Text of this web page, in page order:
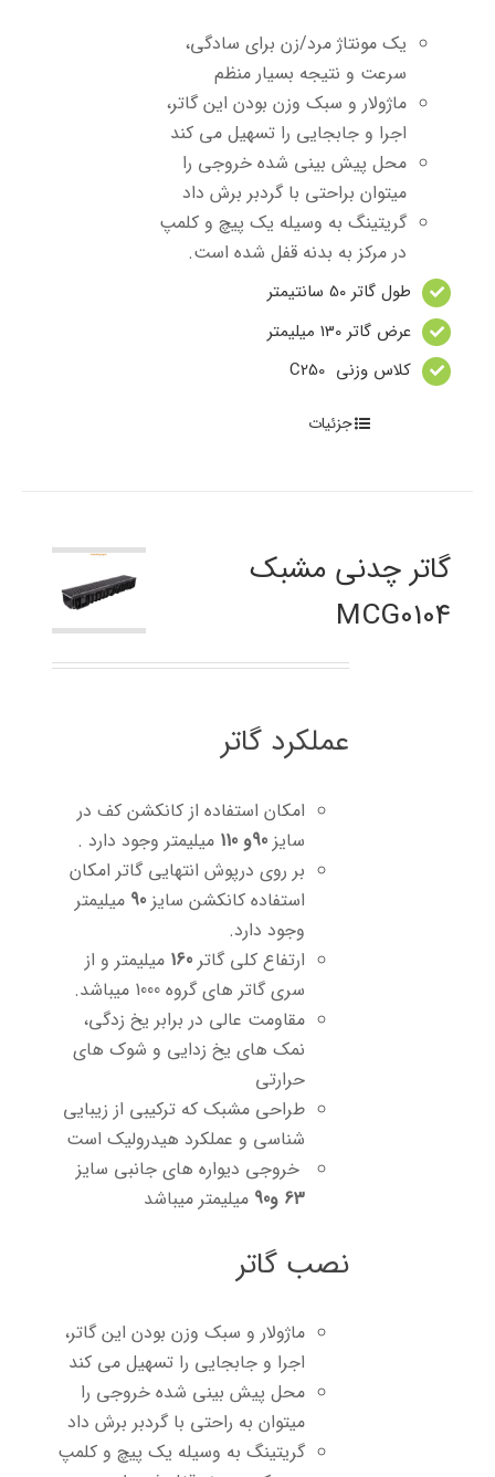
یک مونتاژ مرد/زن برای سادگی،
سرعت و نتیجه بسیار منظم
ماژولار و سبک وزن بودن این گاتر،
اجرا و جابجایی را تسهیل می کند
محل پیش بینی شده خروجی را
میتوان براحتی با گردبر برش داد
گریتینگ به وسیله یک پیچ و کلمپ
در مرکز به بدنه قفل شده است.
طول گاتر 50 سانتیمتر
عرض گاتر 130 میلیمتر
کلاس وزنی C250
جزئیات
گاتر چدنی مشبک
MCG0104
عملکرد گاتر
امکان استفاده از کانکشن کف در
سایز90و 110
میلیمتر وجود دارد .
بر روی درپوش انتهایی گاتر امکان
استفاده کانکشن سایز90 میلیمتر
وجود دارد.
ارتفاع کلی گاتر160 میلیمتر و از
سری گاتر های گروه 1000 میباشد.
مقاومت عالی در برابر یخ زدگی،
نمک های یخ زدایی و شوک های
حرارتی
طراحی مشبک که ترکیبی از زیبایی
شناسی و عملکرد هیدرولیک است
خروجی دیواره های جانبی سایز
63 و90
میلیمتر میباشد
نصب گاتر
ماژولار و سبک وزن بودن این گاتر،
اجرا و جابجایی را تسهیل می کند
محل پیش بینی شده خروجی را
میتوان به راحتی با گردبر برش داد
گریتینگ به وسیله یک پیچ و کلمپ